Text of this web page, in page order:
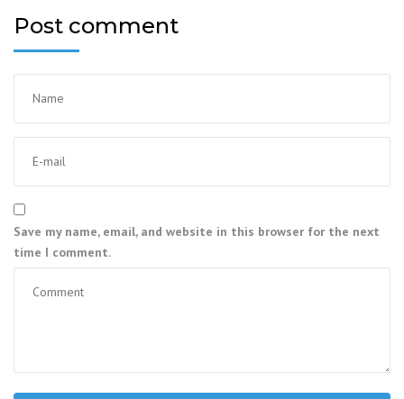
Post comment
Save my name, email, and website in this browser for the next
time I comment.